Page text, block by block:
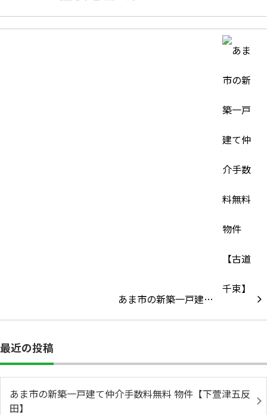
あま市の新築一戸建…
最近の投稿
あま市の新築一戸建て仲介手数料無料 物件【下萱津五反
田】